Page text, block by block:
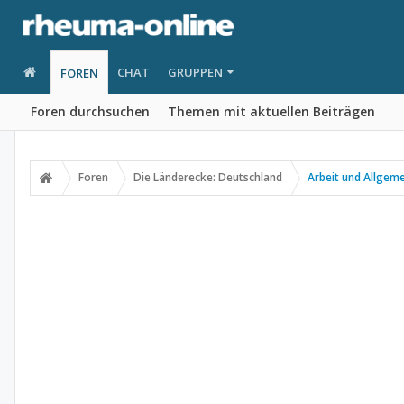
FOREN
Foren durchsuchen Themen mit aktuellen Beiträgen
CHAT GRUPPEN
Foren Die Länderecke: Deutschland Arbeit und